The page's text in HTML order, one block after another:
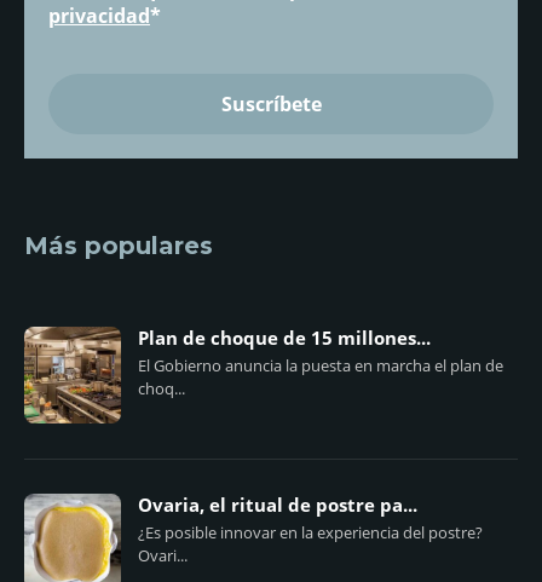
privacidad*
Más populares
Plan de choque de 15 millones...
El Gobierno anuncia la puesta en marcha el plan de
choq...
Ovaria, el ritual de postre pa...
¿Es posible innovar en la experiencia del postre?
Ovari...